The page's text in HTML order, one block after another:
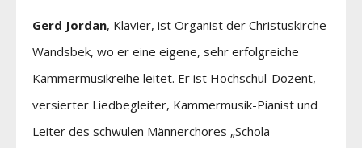
Gerd Jordan, Klavier, ist Organist der Christuskirche
Wandsbek, wo er eine eigene, sehr erfolgreiche
Kammermusikreihe leitet. Er ist Hochschul-Dozent,
versierter Liedbegleiter, Kammermusik-Pianist und
Leiter des schwulen Männerchores „Schola